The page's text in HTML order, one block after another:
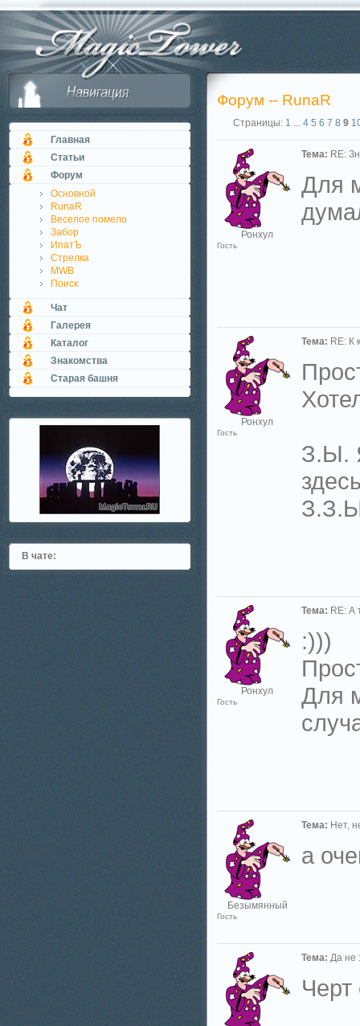
Главная
Статьи
Форум
Основной
RunaR
Веселое помело
Забор
ИпатЪ
Стрелка
MWB
Поиск
Чат
Галерея
Каталог
Знакомства
Старая башня
В чате:
Форум -- RunaR
Страницы: 1 ... 4 5 6 7 8 9
Ронхул
Гость
Тема: RE:
Для
Ронхул
Гость
Тема: RE: К
З.Ы.
Ронхул
Гость
Тема: RE: А
:)))
Для
Безымянный
Гость
Тема: Нет,
а
Тема: Да не
Черт